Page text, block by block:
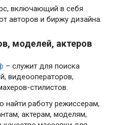
включающий в себя
авторов и биржу дизайна.
моделей, актеров
– служит для поиска
видеооператоров,
стилистов.
найти работу режиссерам,
актерам, моделям,